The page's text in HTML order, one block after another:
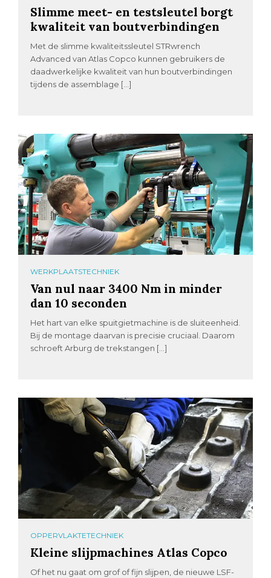
Slimme meet- en testsleutel borgt
kwaliteit van boutverbindingen
Met de slimme kwaliteitssleutel STRwrench
Advanced van Atlas Copco kunnen gebruikers de
daadwerkelijke kwaliteit van hun boutverbindingen
tijdens de assemblage […]
WERKPLAATSTECHNIEK
Van nul naar 3400 Nm in minder
dan 10 seconden
Het hart van elke spuitgietmachine is de sluiteenheid.
Bij de montage daarvan is precisie cruciaal. Daarom
schroeft Arburg de trekstangen […]
OPPERVLAKTETECHNIEK
Kleine slijpmachines Atlas Copco
Of het nu gaat om grof of fijn slijpen, de nieuwe LSF-